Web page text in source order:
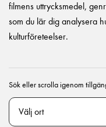
filmens uttrycksmedel,
som du lär dig analysera
kulturföreteelser.
Sök eller scrolla igenom